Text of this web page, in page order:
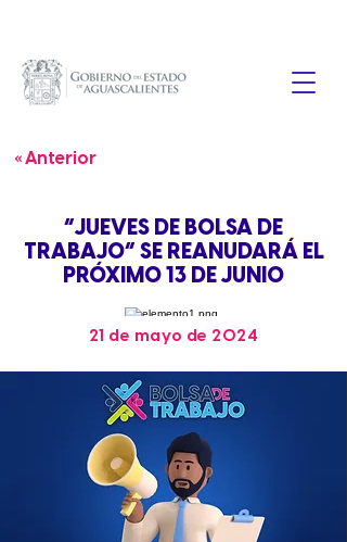
« Anterior
“JUEVES DE BOLSA DE
TRABAJO” SE REANUDARÁ EL
PRÓXIMO 13 DE JUNIO
21 de mayo de 2024